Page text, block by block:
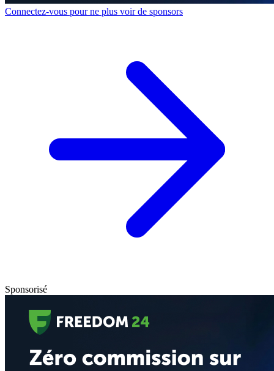
Connectez-vous pour ne plus voir de sponsors
Sponsorisé